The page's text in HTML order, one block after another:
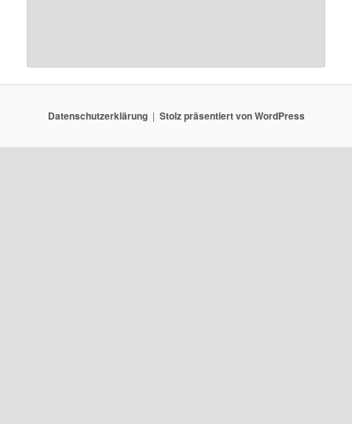
Datenschutzerklärung Stolz präsentiert von WordPress